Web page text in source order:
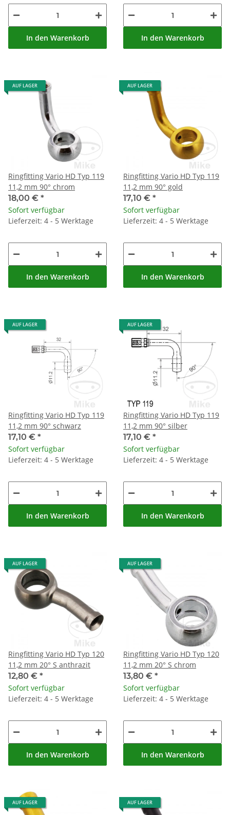
In den Warenkorb In den Warenkorb
AUF LAGER
Ringfitting Vario HD Typ 119
11,2 mm 90° chrom
18,00 € *
Sofort verfügbar
Lieferzeit: 4 - 5 Werktage
In den Warenkorb
AUF LAGER
Ringfitting Vario HD Typ 119
11,2 mm 90° gold
17,10 € *
Sofort verfügbar
Lieferzeit: 4 - 5 Werktage
In den Warenkorb
AUF LAGER
Ringfitting Vario HD Typ 119
11,2 mm 90° schwarz
17,10 € *
Sofort verfügbar
Lieferzeit: 4 - 5 Werktage
In den Warenkorb
AUF LAGER
Ringfitting Vario HD Typ 119
11,2 mm 90° silber
17,10 € *
Sofort verfügbar
Lieferzeit: 4 - 5 Werktage
In den Warenkorb
AUF LAGER
Ringfitting Vario HD Typ 120
11,2 mm 20° S anthrazit
12,80 € *
Sofort verfügbar
Lieferzeit: 4 - 5 Werktage
In den Warenkorb
AUF LAGER
Ringfitting Vario HD Typ 120
11,2 mm 20° S chrom
13,80 € *
Sofort verfügbar
Lieferzeit: 4 - 5 Werktage
In den Warenkorb
AUF LAGER AUF LAGER